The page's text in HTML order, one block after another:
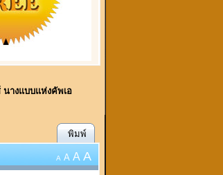
างแบบแห่งคัพเอ
พิมพ์
A A A A